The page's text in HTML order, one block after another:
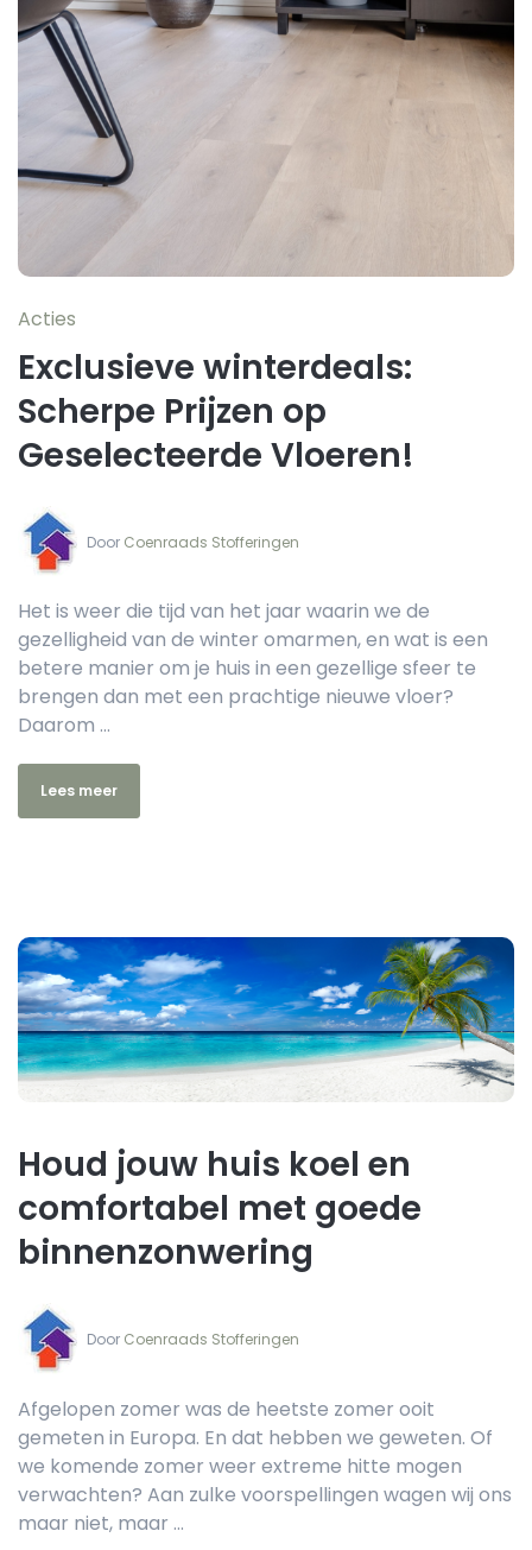
Acties
Exclusieve winterdeals:
Scherpe Prijzen op
Geselecteerde Vloeren!
Coenraads Stofferingen
Het is weer die tijd van het jaar waarin we de
gezelligheid van de winter omarmen, en wat is een
betere manier om je huis in een gezellige sfeer te
brengen dan met een prachtige nieuwe vloer?
Daarom ...
Lees meer
Houd jouw huis koel en
comfortabel met goede
binnenzonwering
Coenraads Stofferingen
Afgelopen zomer was de heetste zomer ooit
gemeten in Europa. En dat hebben we geweten. Of
we komende zomer weer extreme hitte mogen
verwachten? Aan zulke voorspellingen wagen wij ons
maar niet, maar ...